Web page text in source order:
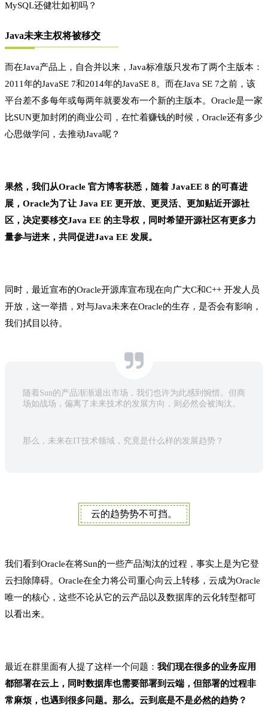
MySQL还健壮如初吗？
Java未来主权将被移交
而在Java产品上，自合并以来，Java标准版只发布了两个主版本：
2011年的JavaSE 7和2014年的JavaSE 8。而在Java SE 7之前，该
平台差不多每年或每两年就要发布一个新的主版本。Oracle是一家
比SUN更加封闭的商业公司，在忙着赚钱的时候，Oracle还有多少
心思做学问，去推动Java呢？
果然，我们从Oracle 官方博客获悉，随着 JavaEE 8 的可喜进
展，Oracle为了让 Java EE 更开放、更灵活、更加贴近开源社
区，决定要移交Java EE 的主导权，同时希望开源社区有更多力
量参与进来，共同促进Java EE 发展。
同时，最近宣布的Oracle开源库宣布现在向广大C和C++ 开发人员
开放，这一举措，对与Java未来在Oracle的生存，是否会有影响，
我们拭目以待。
随着Sun的产品渐渐退出市场，我们也许为此感到惋惜。但商
场如战场，偏离了未来技术的发展方向，则必然会被淘汰。
那么，未来在IT技术领域，究竟是什么样的发展趋势？
云的趋势势不可挡。
我们看到Oracle在将Sun的一些产品淘汰的过程，事实上是为它登
云扫除障碍。Oracle在全力将公司重心向云上转移，云成为Oracle
唯一的核心，这些不论从它的云产品以及数据库的云化转型都可
以看出来。
最近在群里面有人提了这样一个问题： 我们现在很多的业务应用
都部署在云上，同时数据库也需要部署到云端，但部署的过程非
常麻烦，也遇到很多问题。那么。云到底是不是必然的趋势？